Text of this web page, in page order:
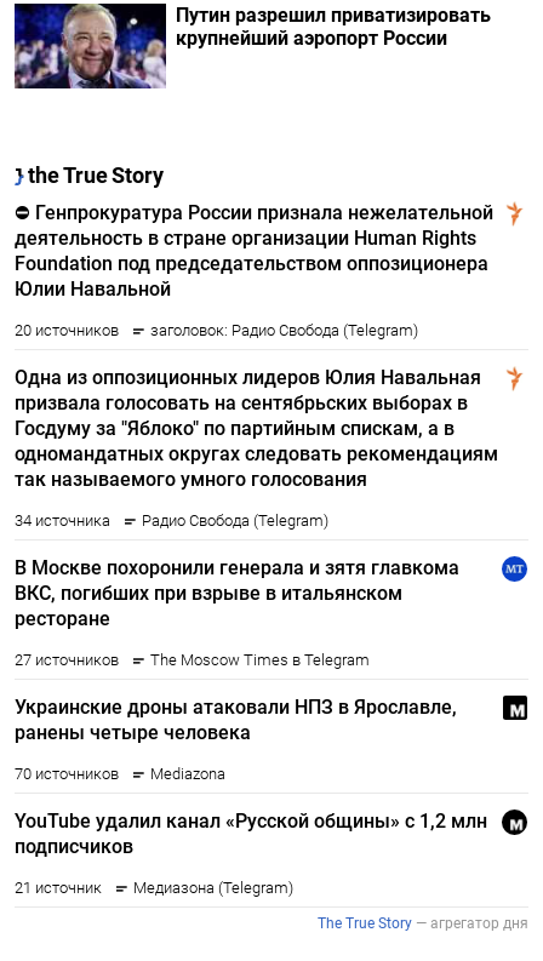
Путин разрешил приватизировать
крупнейший аэропорт России